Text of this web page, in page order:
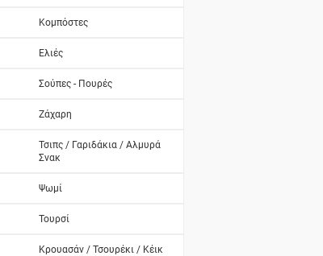
Κομπόστες
Ελιές
Σούπες - Πουρές
Ζάχαρη
Τσιπς / Γαριδάκια / Αλμυρά
Σνακ
Ψωμί
Τουρσί
Κρουασάν / Τσουρέκι / Κέικ